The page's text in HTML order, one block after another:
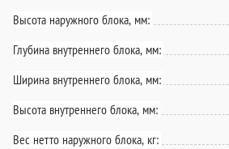
Высота наружного блока, мм:
Глубина внутреннего блока, мм:
Ширина внутреннего блока, мм:
Высота внутреннего блока, мм:
Вес нетто наружного блока, кг: